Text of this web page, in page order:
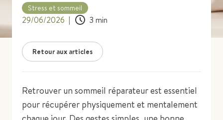
Stress et sommeil
29/06/2026 | 3 min
Retour aux articles
Retrouver un sommeil réparateur est essentiel
pour récupérer physiquement et mentalement